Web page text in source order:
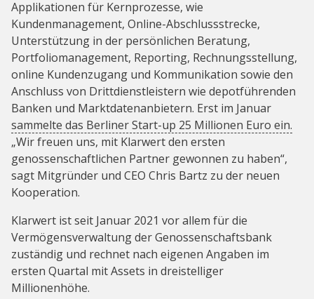
Applikationen für Kernprozesse, wie
Kundenmanagement, Online-Abschlussstrecke,
Unterstützung in der persönlichen Beratung,
Portfoliomanagement, Reporting, Rechnungsstellung,
online Kundenzugang und Kommunikation sowie den
Anschluss von Drittdienstleistern wie depotführenden
Banken und Marktdatenanbietern. Erst im Januar
sammelte das Berliner Start-up 25 Millionen Euro ein.
„Wir freuen uns, mit Klarwert den ersten
genossenschaftlichen Partner gewonnen zu haben“,
sagt Mitgründer und CEO Chris Bartz zu der neuen
Kooperation.
Klarwert ist seit Januar 2021 vor allem für die
Vermögensverwaltung der Genossenschaftsbank
zuständig und rechnet nach eigenen Angaben im
ersten Quartal mit Assets in dreistelliger
Millionenhöhe.